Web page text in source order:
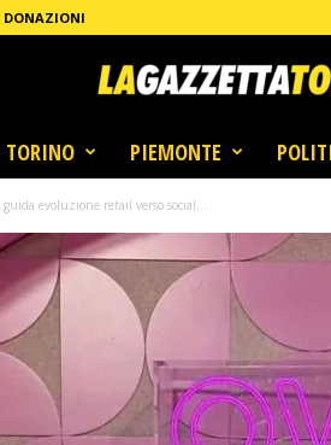
DONAZIONI
TORINO PIEMONTE
evoluzione retail verso social...